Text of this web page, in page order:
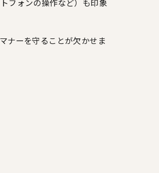
フォンの操作など）も印象
ナーを守ることが欠かせま